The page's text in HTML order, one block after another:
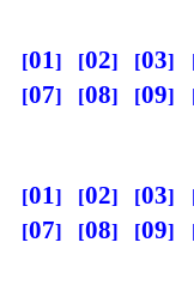
01 02 03
07
08 09
01 02 03
07
08 09